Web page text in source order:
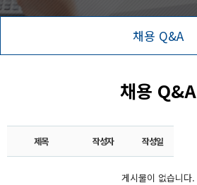
채용 Q&A
채용 Q&A
제목 작성자 작성일
게시물이 없습니다.